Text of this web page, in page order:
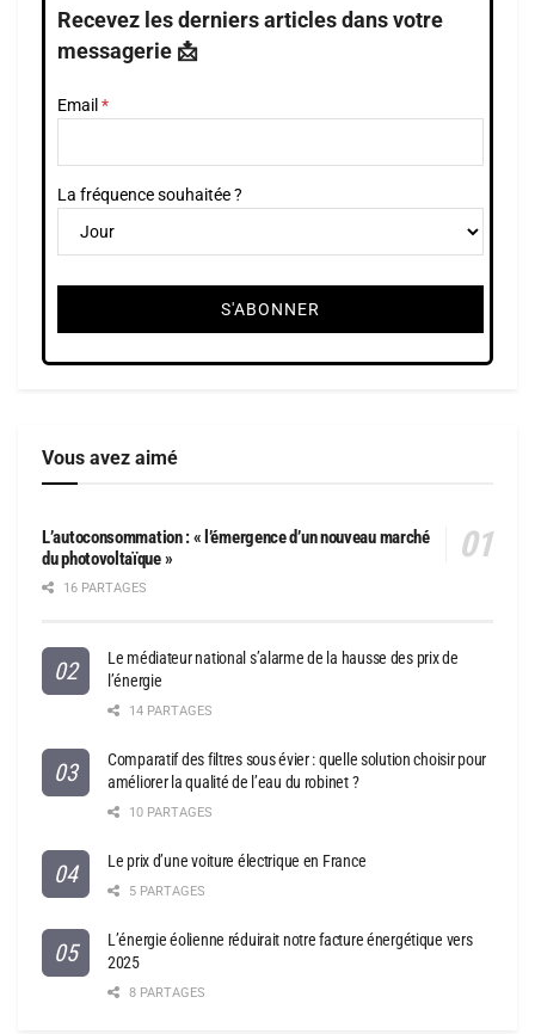
Recevez les derniers articles dans votre
messagerie 📩
Email
La fréquence souhaitée ?
Vous avez aimé
L’autoconsommation : « l’émergence d’un nouveau marché
du photovoltaïque »
16 PARTAGES
Le médiateur national s’alarme de la hausse des prix de
l’énergie
14 PARTAGES
Comparatif des filtres sous évier : quelle solution choisir pour
améliorer la qualité de l’eau du robinet ?
10 PARTAGES
Le prix d’une voiture électrique en France
5 PARTAGES
L’énergie éolienne réduirait notre facture énergétique vers
2025
8 PARTAGES